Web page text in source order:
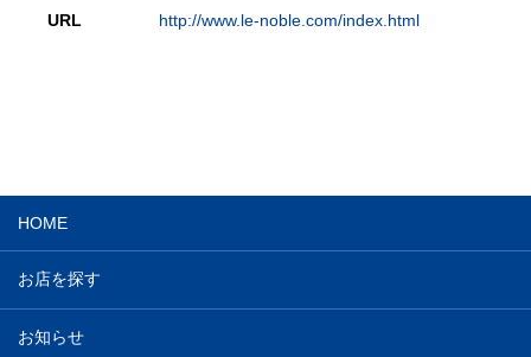
URL http://www.le-noble.com/index.html
HOME
お店を探す
お知らせ